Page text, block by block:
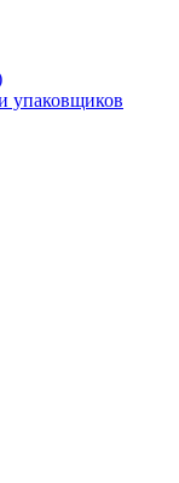
упаковщиков